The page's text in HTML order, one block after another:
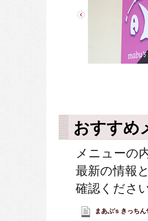
おすすめ
メニューの
最新の情報
確認くださ
まあぶ's きっち